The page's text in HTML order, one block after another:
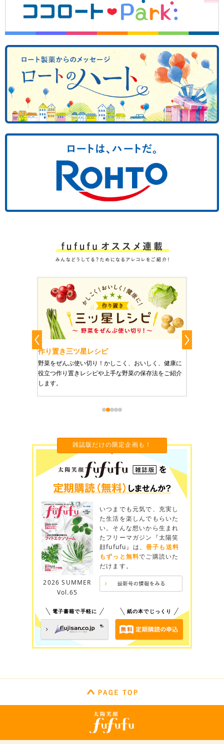
こく、おいしく、健康に
な野菜の保存法をご紹介
作り置きおかずレシピ
栄養豊富で美と健康にうれしい「作り置きおかず
ご紹介します。
雑誌版だけの限定企画も！
2026 SUMMER
Vol.65
いつまでも元気で、充実し
た生活を楽しんでもらいた
い。そんな想いから生まれ
たフリーマガジン『太陽笑
顔fufufu』は、 冊子も送料
もずっと無料でご購読いた
だけます。
電子書籍で手軽に 紙の本でじっくり